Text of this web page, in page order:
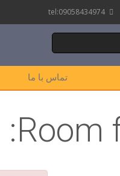
tel:09058434974
تماس با ما
Room